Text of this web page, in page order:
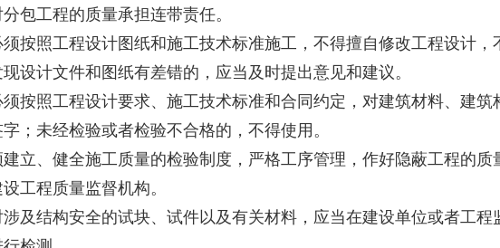
包工程的质量承担连带责任。
工程设计图纸和施工技术标准施工，不得擅自修改工程设计，
计文件和图纸有差错的，应当及时提出意见和建议。
工程设计要求、施工技术标准和合同约定，对建筑材料、建筑
；未经检验或者检验不合格的，不得使用。
、健全施工质量的检验制度，严格工序管理，作好隐蔽工程的质
工程质量监督机构。
构安全的试块、试件以及有关材料，应当在建设单位或者工程